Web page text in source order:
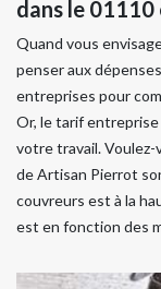
dans le
Quand vous
penser aux
entreprises pour
Or, le tarif
votre travail. Voulez-
de Artisan Pierrot
couvreurs est à la
est en fonction des